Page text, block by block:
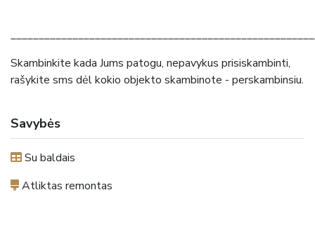
Skambinkite kada Jums patogu, nepavykus prisiskambinti,
rašykite sms dėl kokio objekto skambinote - perskambinsiu.
Savybės
Su baldais
Atliktas remontas